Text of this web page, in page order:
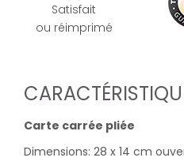
Satisfait
ou réimprimé
Carte carrée pliée
Dimensions: 28 x 14 cm